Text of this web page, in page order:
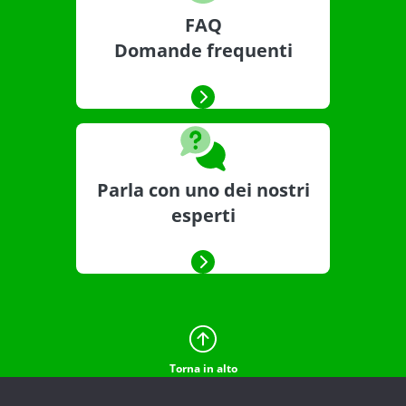
FAQ
Domande frequenti
Parla con uno dei nostri
esperti
Torna in alto